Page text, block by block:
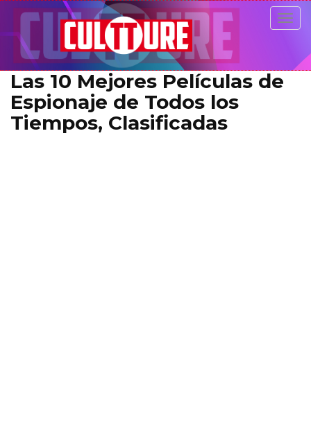
Las 10 Mejores Películas de
Espionaje de Todos los
Tiempos, Clasificadas